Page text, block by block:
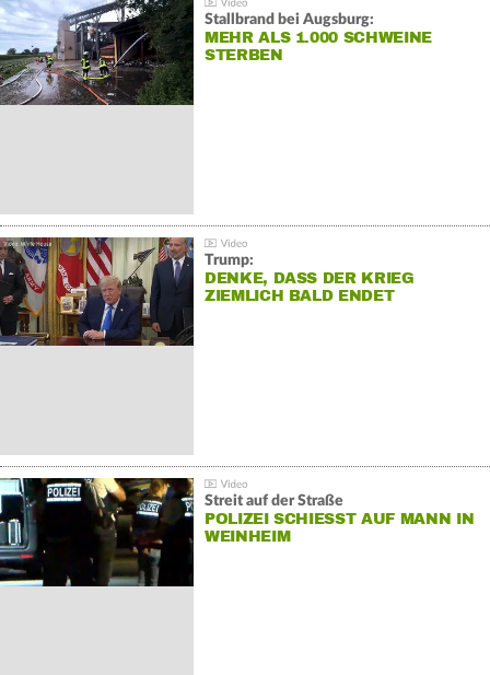
Stallbrand bei Augsburg:
MEHR ALS 1.000 SCHWEINE
STERBEN
Trump:
DENKE, DASS DER KRIEG
ZIEMLICH BALD ENDET
Streit auf der Straße
POLIZEI SCHIESST AUF MANN IN W
EINHEIM